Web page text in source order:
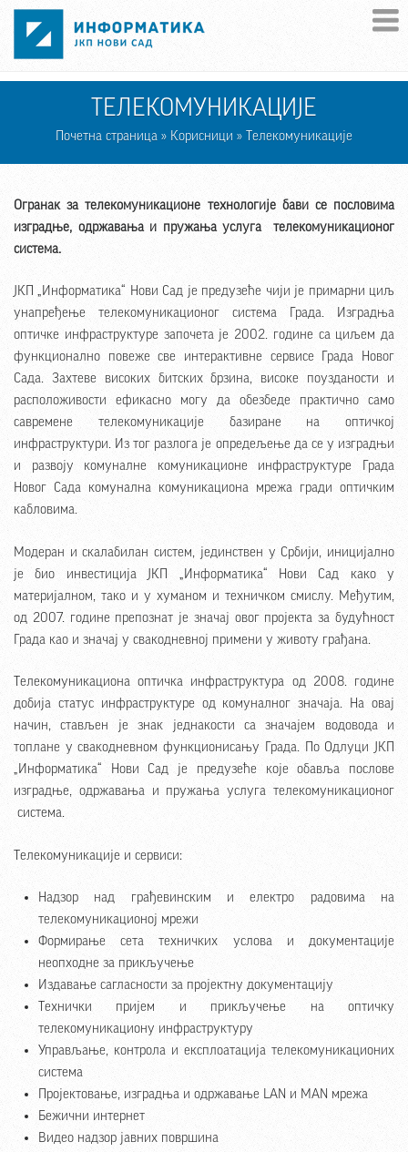
Skip to main content
ТЕЛЕКОМУНИКАЦИЈЕ
Почетна страница » Корисници » Телекомуникације
Огранак за телекомуникационе технологије бави се пословима
изградње, одржавања и пружања услуга телекомуникационог
система.
ЈКП „Информатика“ Нови Сад је предузеће чији је примарни циљ
унапређење телекомуникационог система Града. Изградња
оптичке инфраструктуре започета је 2002. године са циљем да
функционално повеже све интерактивне сервисе Града Новог
Сада. Захтеве високих битских брзина, високе поузданости и
расположивости ефикасно могу да обезбеде практично само
савремене телекомуникације базиране на оптичкој
инфраструктури. Из тог разлога је опредељење да се у изградњи
и развоју комуналне комуникационе инфраструктуре Града
Новог Сада комунална комуникациона мрежа гради оптичким
кабловима.
Модеран и скалабилан систем, јединствен у Србији, иницијално
је био инвестиција ЈКП „Информатика“ Нови Сад како у
материјалном, тако и у хуманом и техничком смислу. Међутим,
од 2007. године препознат је значај овог пројекта за будућност
Града као и значај у свакодневној примени у животу грађана.
Телекомуникациона оптичка инфраструктура од 2008. године
добија статус инфраструктуре од комуналног значаја. На овај
начин, стављен је знак једнакости са значајем водовода и
топлане у свакодневном функционисању Града. По Одлуци ЈКП
„Информатика“ Нови Сад је предузеће које обавља послове
изградње, одржавања и пружања услуга телекомуникационог
система.
Телекомуникације и сервиси:
Надзор над грађевинским и електро радовима на
телекомуникационој мрежи
Формирање сета техничких услова и документације
неопходне за прикључење
Издавање сагласности за пројектну документацију
Технички пријем и прикључење на оптичку
телекомуникациону инфраструктуру
Управљање, контрола и експлоатација телекомуникационих
система
Пројектовање, изградња и одржавање LAN и MAN мрежа
Бежични интернет
Видео надзор јавних површина